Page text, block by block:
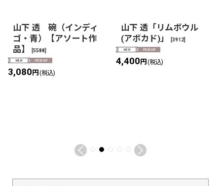
山下 透 碗（インディ
ゴ・青）【アソート作
品】
[5588]
3,080円 (税込)
山下 透「リムボウル
(アボカド)」
[3912]
4,400円 (税込)